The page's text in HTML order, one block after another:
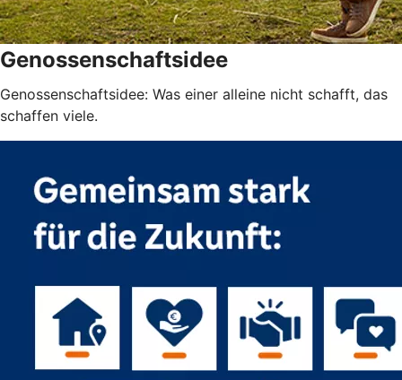
Genossenschaftsidee
Genossenschaftsidee: Was einer alleine nicht schafft, das
schaffen viele.